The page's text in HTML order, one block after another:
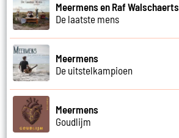
Meermens en Raf Walschaerts
De laatste mens
Meermens
De uitstelkampioen
Meermens
Goudlijm